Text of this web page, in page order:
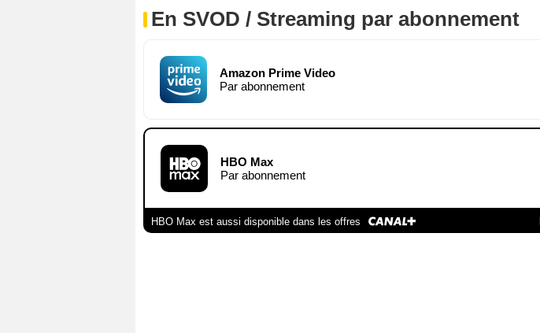
En SVOD / Streaming par abonnement
Amazon Prime Video
Par abonnement
HBO Max
Par abonnement
HBO Max est aussi disponible dans les offres